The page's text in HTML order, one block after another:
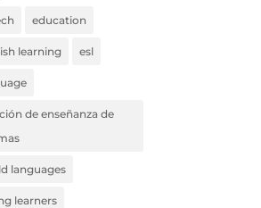
education
learning esl
de enseñanza de
languages
learners